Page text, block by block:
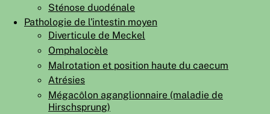
ATLAS
AIDE
Sténose duodénale
Pathologie de l'intestin moyen
Diverticule de Meckel
Omphalocèle
Malrotation et position haute du caecum
Atrésies
Mégacôlon aganglionnaire (maladie de
Hirschsprung)